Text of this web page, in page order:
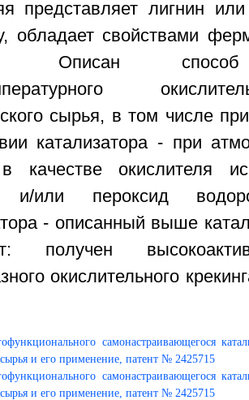
представляет лигнин
обладает свойствами
Описан способ
сырья, в том числе
катализатора - при
качестве окислителя
и/или пероксид
- описанный выше
получен
окислительного